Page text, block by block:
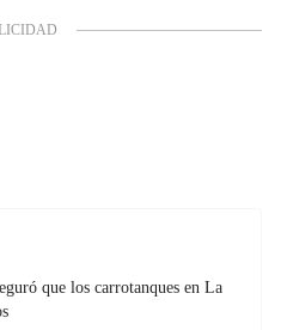
que los carrotanques en La